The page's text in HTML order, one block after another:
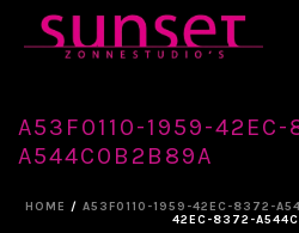
A53F0110-1959-
A544C0B2B89A
HOME / A53F0110-1959-42EC-8372-
42EC-8372-